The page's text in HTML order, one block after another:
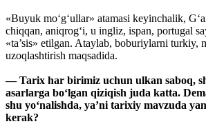
«Buyuk mo‘g‘ullar» atamasi keyinchalik,
chiqqan, aniqrog‘i, u ingliz, ispan, portugal
«ta’sis» etilgan. Ataylab, boburiylarni turkiy,
uzoqlashtirish maqsadida.
— Tarix har birimiz uchun ulkan saboq,
asarlarga bo‘lgan qiziqish juda katta.
shu yo‘nalishda, ya’ni tarixiy mavzuda
kerak?